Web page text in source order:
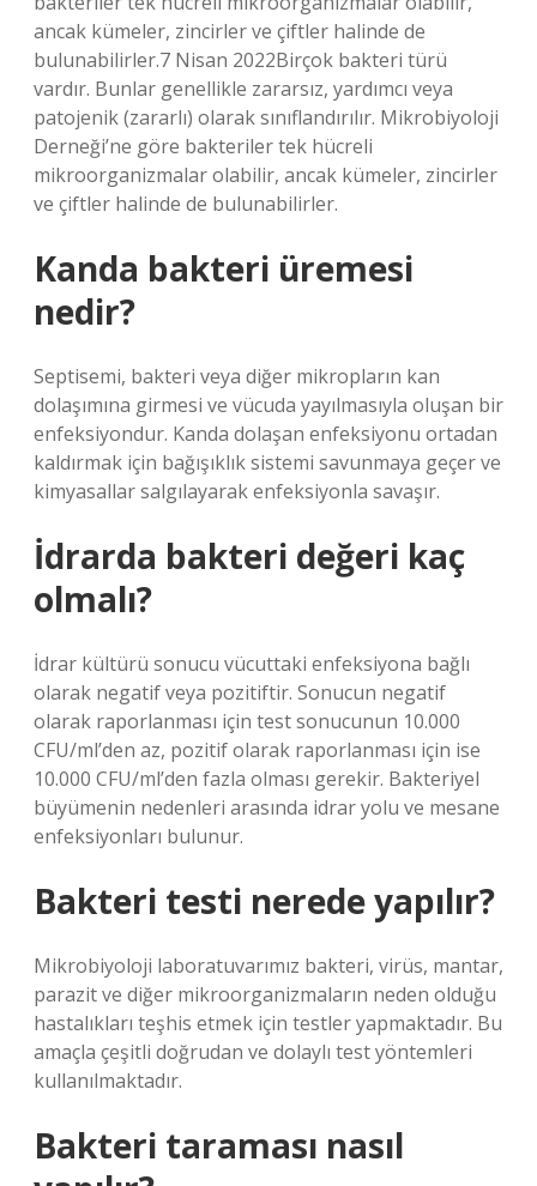
ancak kümeler, zincirler ve çiftler halinde de
bulunabilirler.7 Nisan 2022Birçok bakteri türü
vardır. Bunlar genellikle zararsız, yardımcı veya
patojenik (zararlı) olarak sınıflandırılır. Mikrobiyoloji
Derneği’ne göre bakteriler tek hücreli
mikroorganizmalar olabilir, ancak kümeler, zincirler
ve çiftler halinde de bulunabilirler.
Kanda bakteri üremesi
nedir?
Septisemi, bakteri veya diğer mikropların kan
dolaşımına girmesi ve vücuda yayılmasıyla oluşan bir
enfeksiyondur. Kanda dolaşan enfeksiyonu ortadan
kaldırmak için bağışıklık sistemi savunmaya geçer ve
kimyasallar salgılayarak enfeksiyonla savaşır.
İdrarda bakteri değeri kaç
olmalı?
İdrar kültürü sonucu vücuttaki enfeksiyona bağlı
olarak negatif veya pozitiftir. Sonucun negatif
olarak raporlanması için test sonucunun 10.000
CFU/ml’den az, pozitif olarak raporlanması için ise
10.000 CFU/ml’den fazla olması gerekir. Bakteriyel
büyümenin nedenleri arasında idrar yolu ve mesane
enfeksiyonları bulunur.
Bakteri testi nerede yapılır?
Mikrobiyoloji laboratuvarımız bakteri, virüs, mantar,
parazit ve diğer mikroorganizmaların neden olduğu
hastalıkları teşhis etmek için testler yapmaktadır. Bu
amaçla çeşitli doğrudan ve dolaylı test yöntemleri
kullanılmaktadır.
Bakteri taraması nasıl